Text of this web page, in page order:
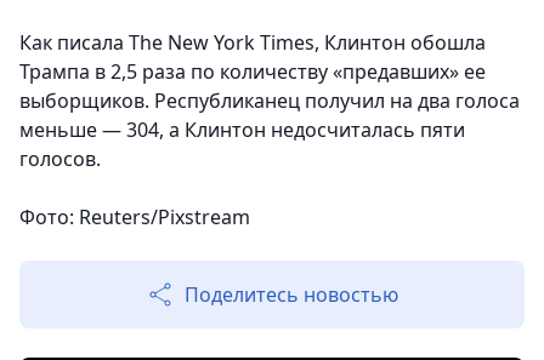
Как писала The New York Times, Клинтон обошла
Трампа в 2,5 раза по количеству «предавших» ее
выборщиков. Республиканец получил на два голоса
меньше — 304, а Клинтон недосчиталась пяти
голосов.
Фото: Reuters/Pixstream
Поделитесь новостью